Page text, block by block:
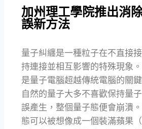
加州理工學院推出消
誤新方法
量子糾纏是一種粒子在不直接
持連接並相互影響的特殊現象
是量子電腦超越傳統電腦的關
自然的量子大多不喜歡保持量
誤產生，整個量子態便會崩潰
態可以被想像成一個裝滿蘋果